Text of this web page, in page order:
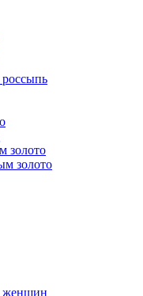
золото
золото
женщин